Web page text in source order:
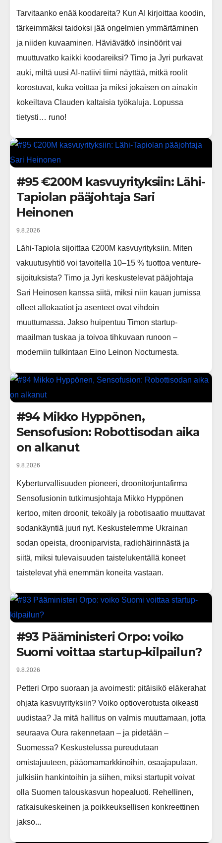
Tarvitaanko enää koodareita? Kun AI kirjoittaa koodin,
tärkeimmäksi taidoksi jää ongelmien ymmärtäminen
ja niiden kuvaaminen. Häviävätkö insinöörit vai
muuttuvatko kaikki koodareiksi? Timo ja Jyri purkavat
auki, miltä uusi AI-natiivi tiimi näyttää, mitkä roolit
korostuvat, kuka voittaa ja miksi jokaisen on ainakin
kokeiltava Clauden kaltaisia työkaluja. Lopussa
tietysti… runo!
#95 €200M kasvuyrityksiin: Lähi-
Tapiolan pääjohtaja Sari
Heinonen
9.8.2026
Lähi-Tapiola sijoittaa €200M kasvuyrityksiin. Miten
vakuutusyhtiö voi tavoitella 10–15 % tuottoa venture-
sijoituksista? Timo ja Jyri keskustelevat pääjohtaja
Sari Heinosen kanssa siitä, miksi niin kauan jumissa
olleet allokaatiot ja asenteet ovat vihdoin
muuttumassa. Jakso huipentuu Timon startup-
maailman tuskaa ja toivoa tihkuvaan runoon –
moderniin tulkintaan Eino Leinon Nocturnesta.
#94 Mikko Hyppönen,
Sensofusion: Robottisodan aika
on alkanut
9.8.2026
Kyberturvallisuuden pioneeri, droonitorjuntafirma
Sensofusionin tutkimusjohtaja Mikko Hyppönen
kertoo, miten droonit, tekoäly ja robotisaatio muuttavat
sodankäyntiä juuri nyt. Keskustelemme Ukrainan
sodan opeista, drooniparvista, radiohäirinnästä ja
siitä, miksi tulevaisuuden taistelukentällä koneet
taistelevat yhä enemmän koneita vastaan.
#93 Pääministeri Orpo: voiko
Suomi voittaa startup-kilpailun?
9.8.2026
Petteri Orpo suoraan ja avoimesti: pitäisikö eläkerahat
ohjata kasvuyrityksiin? Voiko optioverotusta oikeasti
uudistaa? Ja mitä hallitus on valmis muuttamaan, jotta
seuraava Oura rakennetaan – ja pidetään –
Suomessa? Keskustelussa pureudutaan
omistajuuteen, pääomamarkkinoihin, osaajapulaan,
julkisiin hankintoihin ja siihen, miksi startupit voivat
olla Suomen talouskasvun hopealuoti. Rehellinen,
ratkaisukeskeinen ja poikkeuksellisen konkreettinen
jakso...